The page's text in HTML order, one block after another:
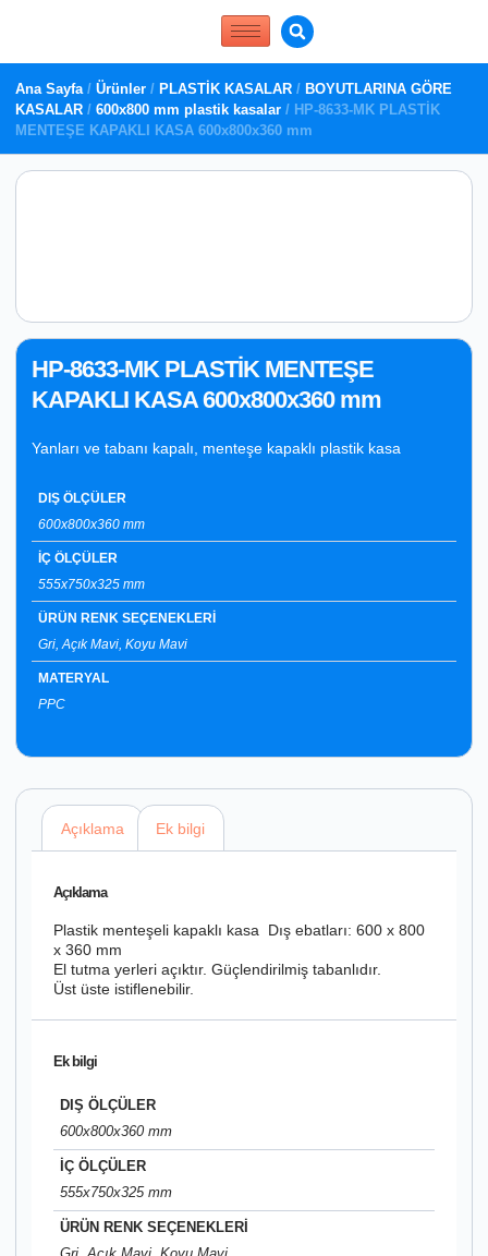
Ana Sayfa/ Ürünler / PLASTİK KASALAR / BOYUTLARINA GÖRE
KASALAR / 600x800 mm plastik kasalar / HP-8633-MK PLASTİK
MENTEŞE KAPAKLI KASA 600x800x360 mm
HP-8633-MK PLASTİK MENTEŞE
KAPAKLI KASA 600x800x360 mm
Yanları ve tabanı kapalı, menteşe kapaklı plastik kasa
DIŞ ÖLÇÜLER
600x800x360 mm
İÇ ÖLÇÜLER
555x750x325 mm
ÜRÜN RENK SEÇENEKLERİ
Gri, Açık Mavi, Koyu Mavi
MATERYAL
PPC
Açıklama Ek bilgi
Açıklama
Plastik menteşeli kapaklı kasa Dış ebatları: 600 x 800
x 360 mm
El tutma yerleri açıktır. Güçlendirilmiş tabanlıdır.
Üst üste istiflenebilir.
Ek bilgi
DIŞ ÖLÇÜLER
600x800x360 mm
İÇ ÖLÇÜLER
555x750x325 mm
ÜRÜN RENK SEÇENEKLERİ